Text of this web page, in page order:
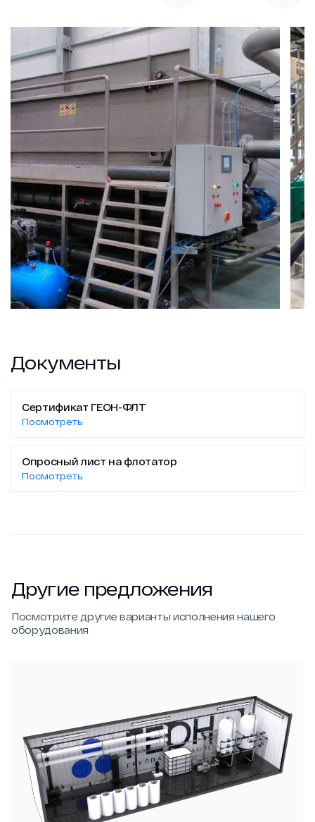
Документы
Сертификат ГЕОН-ФЛТ
Посмотреть
Опросный лист на флотатор
Посмотреть
Другие предложения
Посмотрите другие варианты исполнения нашего
оборудования